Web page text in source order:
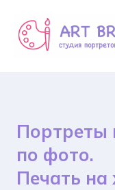
Портреты
по фото.
Печать на